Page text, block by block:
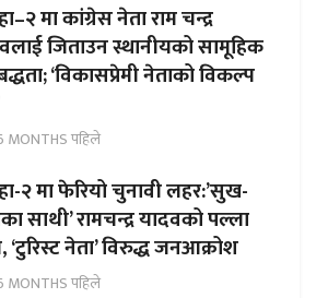
मा कांग्रेस नेता राम चन्द्र
जिताउन स्थानीयको सामूहिक
‘विकासप्रेमी नेताको विकल्प
MONTHS पहिले
२ मा फेरियो चुनावी लहर:’सुख-
साथी’ रामचन्द्र यादवको पल्ला
‘टुरिस्ट नेता’ विरुद्ध जनआक्रोश
MONTHS पहिले